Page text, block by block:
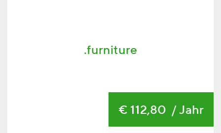
.furniture
€ 112,80 / Jahr